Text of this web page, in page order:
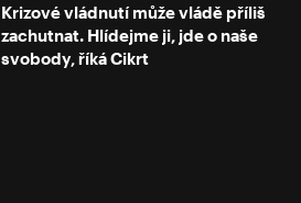
Krizové vládnutí může vládě příliš
zachutnat. Hlídejme ji, jde o naše
svobody, říká Cikrt